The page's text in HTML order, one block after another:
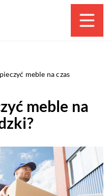
meble na czas
meble na